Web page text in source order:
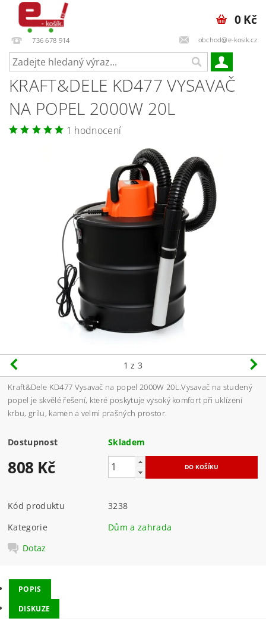
736 678 914 obchod@e-kosik.cz
0 Kč
KRAFT&DELE KD477 VYSAVAČ
NA POPEL 2000W 20L
1 hodnocení
1 z 3
Kraft&Dele KD477 Vysavač na popel 2000W 20L.Vysavač na studený
popel je skvělé řešení, které poskytuje vysoký komfort při uklízení
krbu, grilu, kamen a velmi prašných prostor.
Dostupnost Skladem
808 Kč
Kód produktu
3238
Kategorie
Dům a zahrada
Dotaz
POPIS
DISKUZE